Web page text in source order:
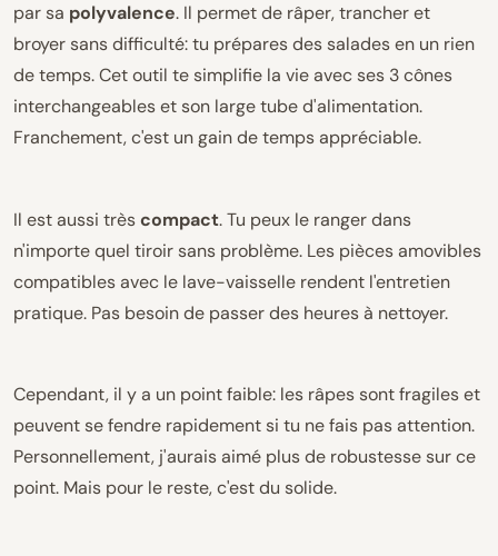
par sa polyvalence. Il permet de râper, trancher et
broyer sans difficulté: tu prépares des salades en un rien
de temps. Cet outil te simplifie la vie avec ses 3 cônes
interchangeables et son large tube d'alimentation.
Franchement, c'est un gain de temps appréciable.
Il est aussi trèscompact. Tu peux le ranger dans
n'importe quel tiroir sans problème. Les pièces amovibles
compatibles avec le lave-vaisselle rendent l'entretien
pratique. Pas besoin de passer des heures à nettoyer.
Cependant, il y a un point faible: les râpes sont fragiles et
peuvent se fendre rapidement si tu ne fais pas attention.
Personnellement, j'aurais aimé plus de robustesse sur ce
point. Mais pour le reste, c'est du solide.